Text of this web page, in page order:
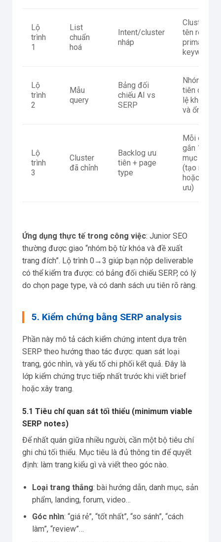
Lộ
trình
1
List
chuẩn
hoá
Intent/cluster
nháp
Cluster có
tên rõ, có
primary
keyword
Lộ
trình
2
Mẫu
query
Bảng đối
chiếu AI vs
SERP
Nhóm ưu
tiên có tỷ
lệ khớp cao
và ổn định
Lộ
trình
3
Cluster
đã chỉnh
Backlog ưu
tiên + page
type
Mỗi cluster
gắn 1 URL
mục tiêu
(tạo mới
hoặc tối
ưu)
Ứng dụng thực tế trong công việc: Junior SEO
thường được giao “nhóm bộ từ khóa và đề xuất
trang đích”. Lộ trình 0→3 giúp bạn nộp deliverable
có thể kiểm tra được: có bảng đối chiếu SERP, có lý
do chọn page type, và có danh sách ưu tiên rõ ràng.
5. Kiểm chứng bằng SERP analysis
Phần này mô tả cách kiểm chứng intent dựa trên
SERP theo hướng thao tác được: quan sát loại
trang, góc nhìn, và yếu tố chi phối kết quả. Đây là
lớp kiểm chứng trực tiếp nhất trước khi viết brief
hoặc xây trang.
5.1 Tiêu chí quan sát tối thiểu (minimum viable
SERP notes)
Để nhất quán giữa nhiều người, cần một bộ tiêu chí
ghi chú tối thiểu. Mục tiêu là đủ thông tin để quyết
định: làm trang kiểu gì và viết theo góc nào.
Loại trang thắng: bài hướng dẫn, danh mục, sản
phẩm, landing, forum, video…
Góc nhìn: “giá rẻ”, “tốt nhất”, “so sánh”, “cách
làm”, “review”…